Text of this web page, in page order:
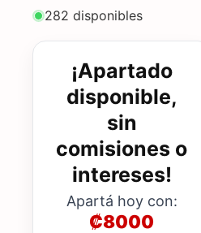
282 disponibles
¡Apartado
disponible,
sin
comisiones o
intereses!
Apartá hoy con:
₡8000